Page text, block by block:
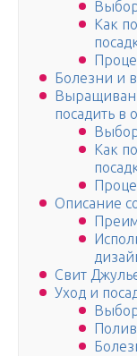
Как
Болезни и
посадить в
Как
Описание
Свит
Уход и
Выбор